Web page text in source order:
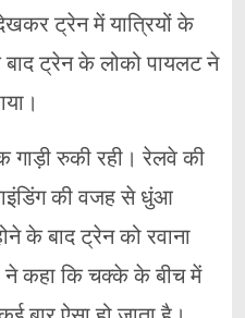
ट्रेन में यात्रियों के
ट्रेन के लोको पायलट ने
गाड़ी रुकी रही। रेलवे की
की वजह से धुंआ
के बाद ट्रेन को रवाना
ने कहा कि चक्के के बीच में